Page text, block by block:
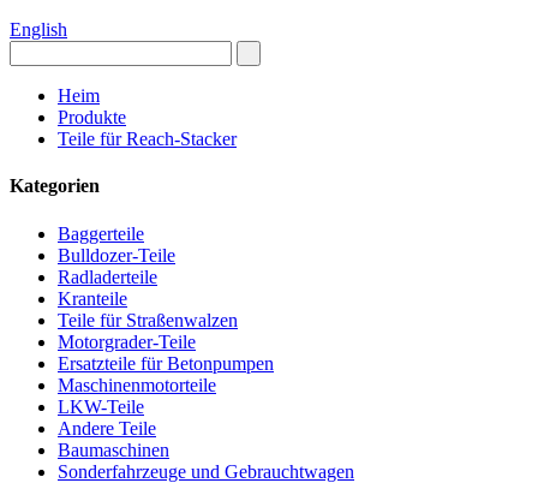
English
Heim
Produkte
Teile für Reach-Stacker
Kategorien
Baggerteile
Bulldozer-Teile
Radladerteile
Kranteile
Teile für Straßenwalzen
Motorgrader-Teile
Ersatzteile für Betonpumpen
Maschinenmotorteile
LKW-Teile
Andere Teile
Baumaschinen
Sonderfahrzeuge und Gebrauchtwagen